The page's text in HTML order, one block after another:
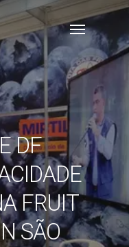
Menu
DF
FRUIT
SÃO